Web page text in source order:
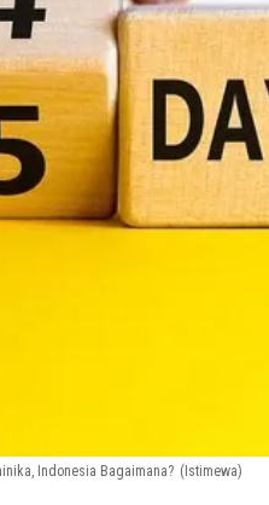
Indonesia Bagaimana? (Istimewa)